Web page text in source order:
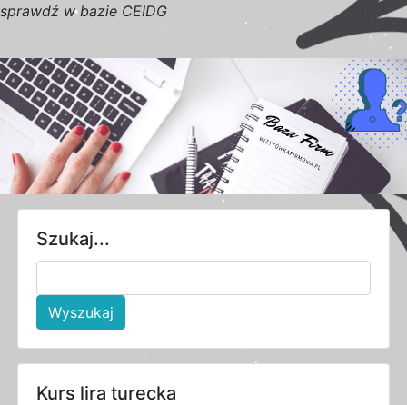
sprawdź w bazie CEIDG
Szukaj...
Wyszukaj
Kurs lira turecka